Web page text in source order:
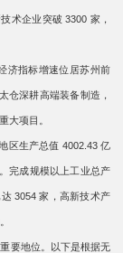
术企业突破 3300 家，
济指标增速位居苏州前
仓深耕高端装备制造，
大项目。
区生产总值 4002.43 亿
完成规模以上工业总产
3054 家，高新技术产
要地位。以下是根据无